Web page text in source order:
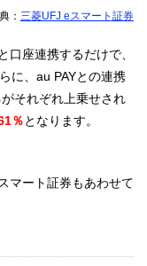
： 三菱UFJ eスマート証券
と口座連携するだけで、
に、au PAYとの連携
がそれぞれ上乗せされ
％となります。
マート証券もあわせて